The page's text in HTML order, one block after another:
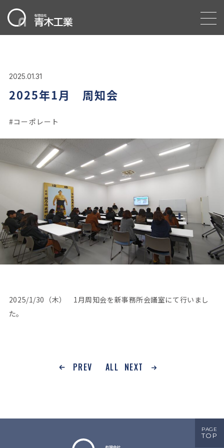
2025.01.31
2025年1月 周知会
コーポレート
2025/1/30（木） 1月周知会を新事務所会議室にて行いまし
た。
PREV ALL NEXT
PAGE
TOP